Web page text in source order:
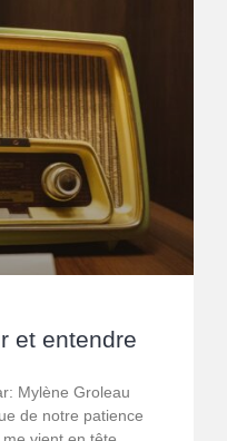
et entendre
Mylène Groleau
de notre patience